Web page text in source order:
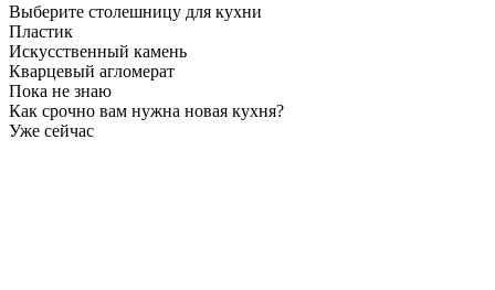
Выберите столешницу для кухни
Пластик
Искусственный камень
Кварцевый агломерат
Пока не знаю
Как срочно вам нужна новая кухня?
Уже сейчас